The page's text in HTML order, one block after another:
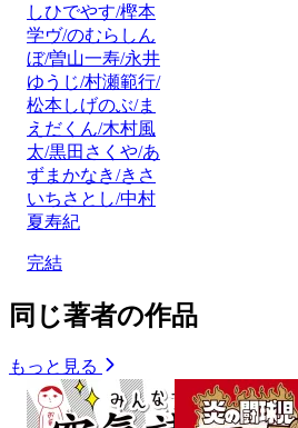
しひでやす/樫本
学ヴ/のむらしん
ぼ/曽山一寿/永井
ゆうじ/村瀬範行/
松本しげのぶ/ま
えだくん/木村風
太/黒田さくや/あ
ずまかなき/きさ
いちさとし/中村
夏寿紀
完結
同じ著者の作品
もっと見る